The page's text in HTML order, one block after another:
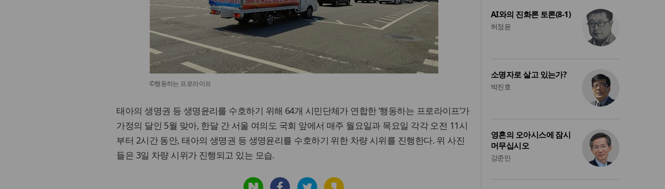
©행동하는 프로라이프
태아의 생명권 등 생명윤리를 수호하기 위해 64개 시민단체가 연합한 ‘행동하는 프로라이프’가
가정의 달인 5월 맞아, 한달 간 서울 여의도 국회 앞에서 매주 월요일과 목요일 각각 오전 11시
부터 2시간 동안, 태아의 생명권 등 생명윤리를 수호하기 위한 차량 시위를 진행한다. 위 사진
들은 3일 차량 시위가 진행되고 있는 모습.
AI와의 진화론 토론(8-1)
허정윤
소명자로 살고 있는가?
박진호
영혼의 오아시스에 잠시
머무십시오
강준민